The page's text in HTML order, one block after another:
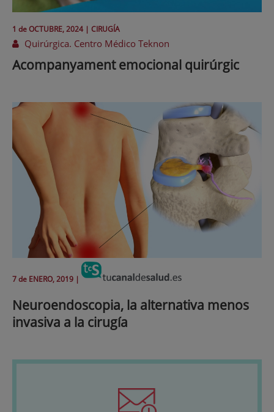
1 deOCTUBRE, 2024 | CIRUGÍA
Quirúrgica. Centro Médico Teknon
Acompanyament emocional quirúrgic
7 de ENERO, 2019 |
Neuroendoscopia, la alternativa menos
invasiva a la cirugía